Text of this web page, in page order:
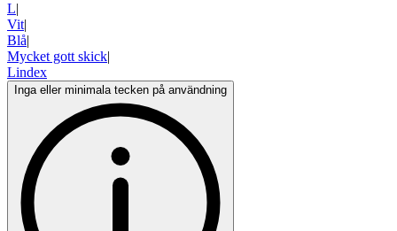
L|
Vit|
Blå|
Mycket gott skick|
Lindex
Inga eller minimala tecken på användning